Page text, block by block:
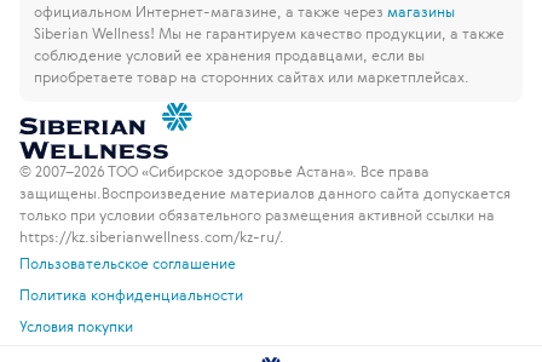
официальном Интернет-магазине, а также через магазины
Siberian Wellness! Мы не гарантируем качество продукции, а также
соблюдение условий ее хранения продавцами, если вы
приобретаете товар на сторонних сайтах или маркетплейсах.
© 2007–2026 ТОО «Сибирское здоровье Астана». Все права
защищены. Воспроизведение материалов данного сайта допускается
только при условии обязательного размещения активной ссылки на
https://kz.siberianwellness.com/kz-ru/.
Пользовательское соглашение
Политика конфиденциальности
Условия покупки